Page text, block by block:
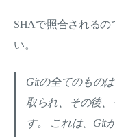
SHAで照合される
い。
Gitの全てのもの
取られ、その後
す。 これは、Git